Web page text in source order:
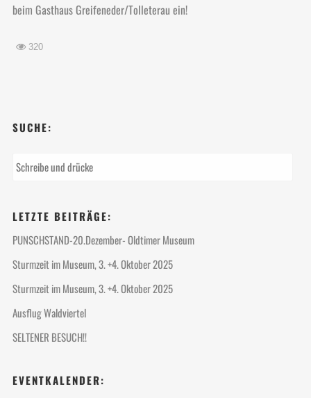
beim Gasthaus Greifeneder/Tolleterau ein!
320
SUCHE:
LETZTE BEITRÄGE:
PUNSCHSTAND-20.Dezember- Oldtimer Museum
Sturmzeit im Museum, 3. +4. Oktober 2025
Sturmzeit im Museum, 3. +4. Oktober 2025
Ausflug Waldviertel
SELTENER BESUCH!!
EVENTKALENDER: